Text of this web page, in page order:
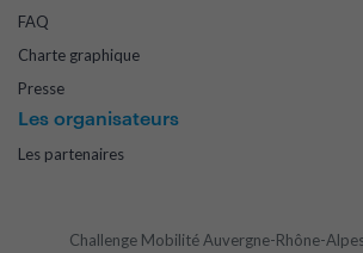
FAQ
Charte graphique
Presse
Les organisateurs
Les partenaires
Challenge Mobilité Auvergne-Rhône-